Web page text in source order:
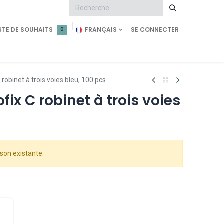
0
DE SOUHAITS FRANÇAIS SE CONNECTER
robinet à trois voies bleu, 100 pcs
C robinet à trois voies
existante.